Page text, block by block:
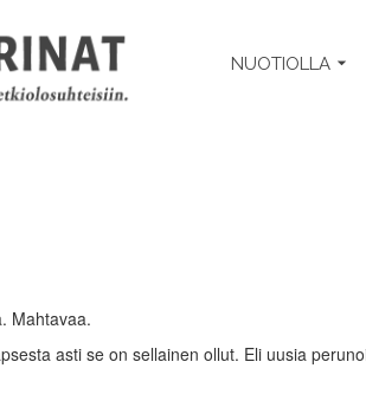
NUOTIOLLA
Mahtavaa.
asti se on sellainen ollut. Eli uusia